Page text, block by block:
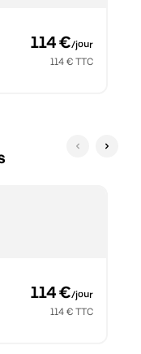
114 €/jour
114 € TTC
114 €/jour
114 € TTC